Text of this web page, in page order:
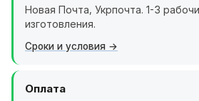
Новая Почта, Укрпочта. 1-3
изготовления.
Сроки и условия
Оплата